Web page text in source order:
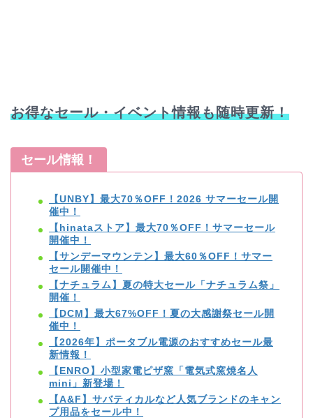
お得なセール・イベント情報も随時更新！
セール情報！
【UNBY】最大70％OFF！2026 サマーセール開
催中！
【hinataストア】最大70％OFF！サマーセール
開催中！
【サンデーマウンテン】最大60％OFF！サマー
セール開催中！
【ナチュラム】夏の特大セール「ナチュラム祭」
開催！
【DCM】最大67%OFF！夏の大感謝祭セール開
催中！
【2026年】ポータブル電源のおすすめセール最
新情報！
【ENRO】小型家電ピザ窯「電気式窯焼名人
mini」新登場！
【A&F】サバティカルなど人気ブランドのキャン
プ用品をセール中！